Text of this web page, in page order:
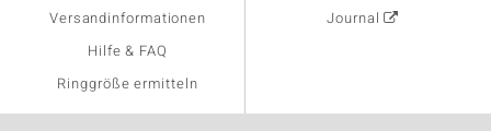
Versandinformationen
Hilfe & FAQ
Ringgröße ermitteln
Journal